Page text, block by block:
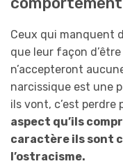
Ceux qui manquent
que leur façon
n’accepteront
narcissique est une
ils vont, c’est perdre
aspect qu’ils
caractère ils sont
l’ostracisme.